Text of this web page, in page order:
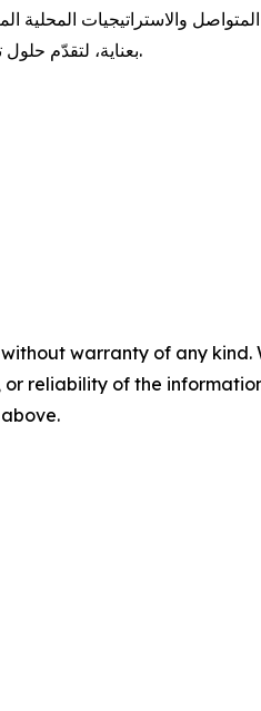
بعناية، لتقدّم حلول تنقّل أكثر كفاءةً وملاءمةً للأسواق لمستخدميها حول العالم.
warranty of any
reliability of the